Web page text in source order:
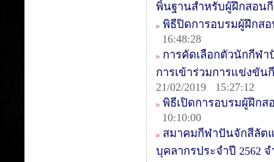
พิ้นฐานสำหรับผู้ฝึกสอน
พิธีปิดการอบรมผู้ฝึกส
16:48:28
การคัดเลือกตัวนักกีฬ
การเข้าร่วมการแข่งขั
21/02/2019 15:27:12
พิธีเปิดการอบรมผู้ฝึกส
10:10:00
สมาคมกีฬาปันจักสีลัต
บุคลากรประจำปี 2562